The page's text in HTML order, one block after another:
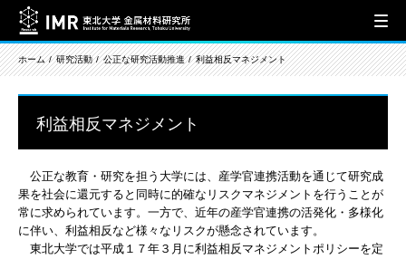
ホーム 研究活動 公正な研究活動推進 利益相反マネジメント
利益相反マネジメント
公正な教育・研究を担う大学には、産学官連携活動を通じて研究成
果を社会に還元すると同時に的確なリスクマネジメントを行うことが
常に求められています。一方で、近年の産学官連携の活発化・多様化
に伴い、利益相反など様々なリスクが懸念されています。
東北大学では平成１７年３月に利益相反マネジメントポリシーを定